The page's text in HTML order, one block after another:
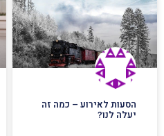
הסעות לאירוע – כמה זה
יעלה לנו?